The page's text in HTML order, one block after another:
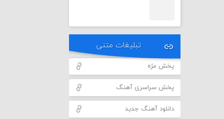
تبلیغات متنی
پخش مژه
پخش سراسری آهنگ
دانلود آهنگ جدید